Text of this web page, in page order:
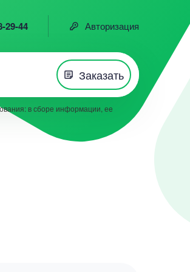
29-44 Авторизация
Заказать
в сборе информации, ее